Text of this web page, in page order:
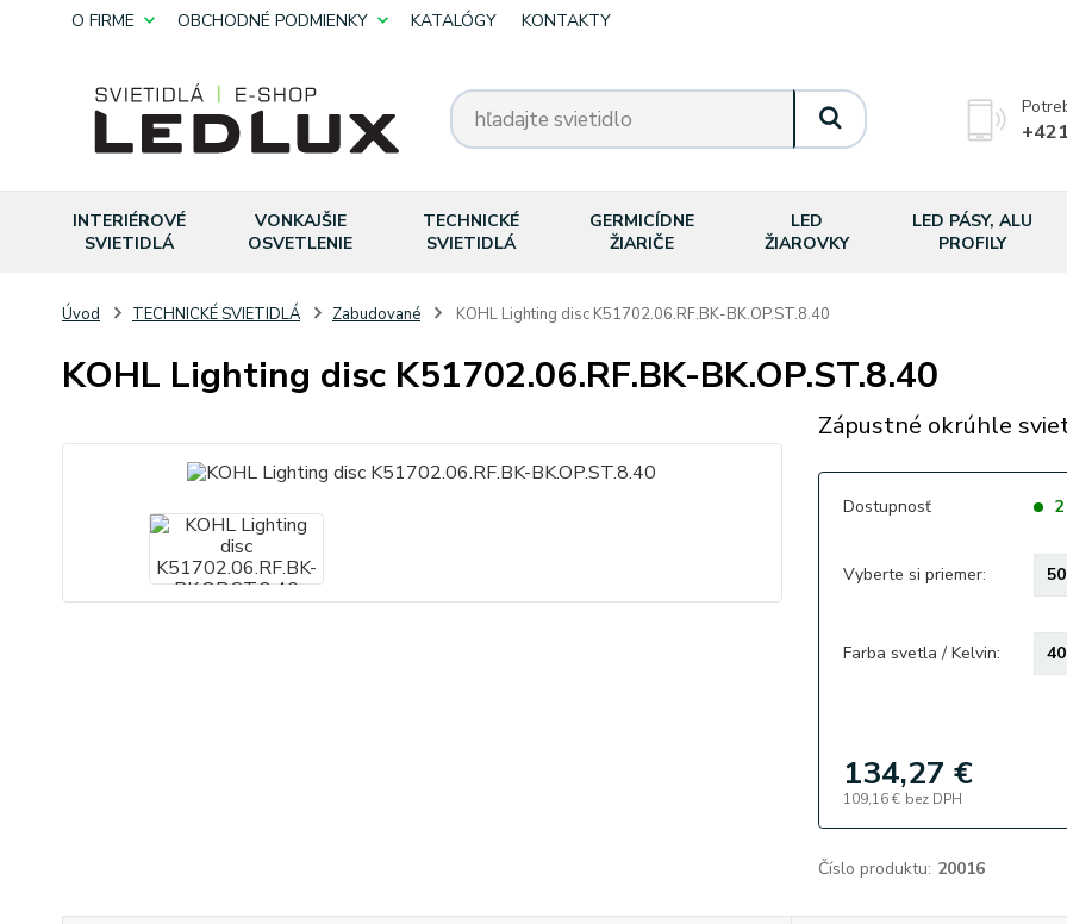
O FIRME OBCHODNÉ PODMIENKY KATALÓGY KONTAKTY
INTERIÉROVÉ
SVIETIDLÁ
VONKAJŠIE
OSVETLENIE
TECHNICKÉ
SVIETIDLÁ
GERMICÍDNE
ŽIARIČE
LED
ŽIAROVKY
LED PÁSY, ALU
PROFILY
Úvod TECHNICKÉ SVIETIDLÁ Zabudované KOHL Lighting disc K51702.06.RF.BK-BK.OP.ST.8.40
KOHL Lighting disc K51702.06.RF.BK-BK.OP.ST.8.40
Zápustné okrúhle
Dostupnosť
Vyberte si priemer:
Farba svetla / Kelvin:
134,27 €
109,16 € bez DPH
Číslo produktu: 20016